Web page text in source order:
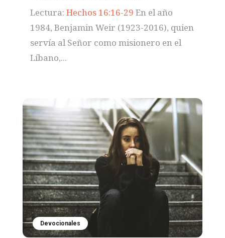
Lectura: Hechos 16:16-29 En el año
1984, Benjamin Weir (1923-2016), quien
servía al Señor como misionero en el
Líbano,...
Devocionales